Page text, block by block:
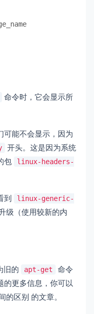
命令时，它会显示所
可能不会显示，因为
开头。这是因为系统
包
linux-headers-
到
linux-generic-
级（使用较新的内
旧的 apt-get
命令
的更多信息，你可以
的区别 的文章。